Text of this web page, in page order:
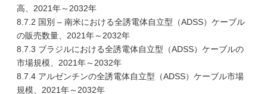
高、2021年～2032年
8.7.2 国別 – 南米における全誘電体自立型（ADSS）ケーブル
の販売数量、2021年～2032年
8.7.3 ブラジルにおける全誘電体自立型（ADSS）ケーブルの
市場規模、2021年～2032年
8.7.4 アルゼンチンの全誘電体自立型（ADSS）ケーブル市場
規模、2021年～2032年